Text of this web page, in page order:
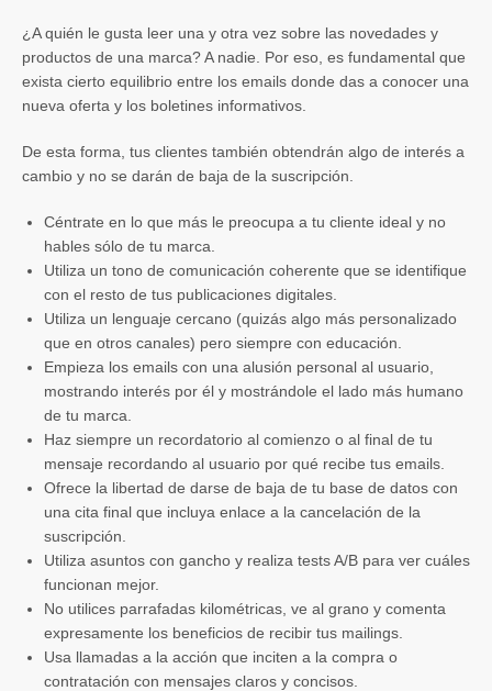
¿A quién le gusta leer una y otra vez sobre las novedades y
productos de una marca? A nadie. Por eso, es fundamental que
exista cierto equilibrio entre los emails donde das a conocer una
nueva oferta y los boletines informativos.
De esta forma, tus clientes también obtendrán algo de interés a
cambio y no se darán de baja de la suscripción.
Céntrate en lo que más le preocupa a tu cliente ideal y no
hables sólo de tu marca.
Utiliza un tono de comunicación coherente que se identifique
con el resto de tus publicaciones digitales.
Utiliza un lenguaje cercano (quizás algo más personalizado
que en otros canales) pero siempre con educación.
Empieza los emails con una alusión personal al usuario,
mostrando interés por él y mostrándole el lado más humano
de tu marca.
Haz siempre un recordatorio al comienzo o al final de tu
mensaje recordando al usuario por qué recibe tus emails.
Ofrece la libertad de darse de baja de tu base de datos con
una cita final que incluya enlace a la cancelación de la
suscripción.
Utiliza asuntos con gancho y realiza tests A/B para ver cuáles
funcionan mejor.
No utilices parrafadas kilométricas, ve al grano y comenta
expresamente los beneficios de recibir tus mailings.
Usa llamadas a la acción que inciten a la compra o
contratación con mensajes claros y concisos.